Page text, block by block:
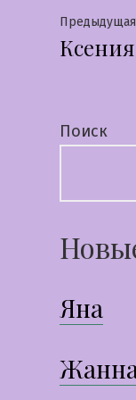
по
Предыдущая
Ксения
Поиск
Яна